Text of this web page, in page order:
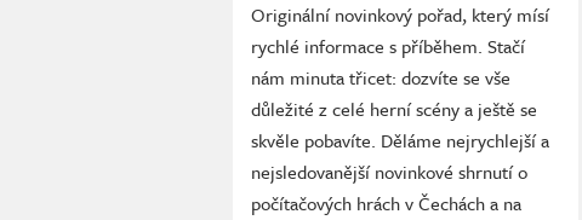
Originální novinkový pořad, který mísí
rychlé informace s příběhem. Stačí
nám minuta třicet: dozvíte se vše
důležité z celé herní scény a ještě se
skvěle pobavíte. Děláme nejrychlejší a
nejsledovanější novinkové shrnutí o
počítačových hrách v Čechách a na